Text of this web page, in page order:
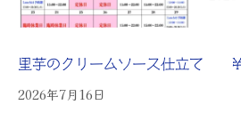
里芋のクリームソース仕立て
2026年7月16日